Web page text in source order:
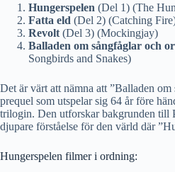
Hungerspelen (Del 1) (The
Fatta eld (Del 2) (Catching
Revolt (Del 3) (Mockingjay)
Balladen om sångfåglar och
Songbirds and Snakes)
Det är värt att nämna att ”Balladen
prequel som utspelar sig 64 år före
trilogin. Den utforskar bakgrunden till
djupare förståelse för den värld där
Hungerspelen filmer i ordning: